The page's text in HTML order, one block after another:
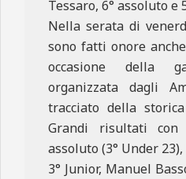
Tessaro, 6° assoluto e
Nella serata di
sono fatti onore
occasione della
organizzata dagli
tracciato della
Grandi risultati con
assoluto (3° Under
3° Junior, Manuel